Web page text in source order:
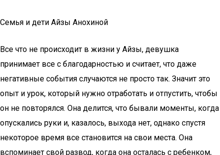
Семья и дети Айзы Анохиной
Все что не происходит в жизни у Айзы, девушка
принимает все с благодарностью и считает, что даже
негативные события случаются не просто так. Значит это
опыт и урок, который нужно отработать и отпустить, чтобы
он не повторялся. Она делится, что бывали моменты, когда
опускались руки и, казалось, выхода нет, однако спустя
некоторое время все становится на свои места. Она
вспоминает свой развод, когда она осталась с ребенком,